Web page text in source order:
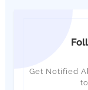
Get Notified